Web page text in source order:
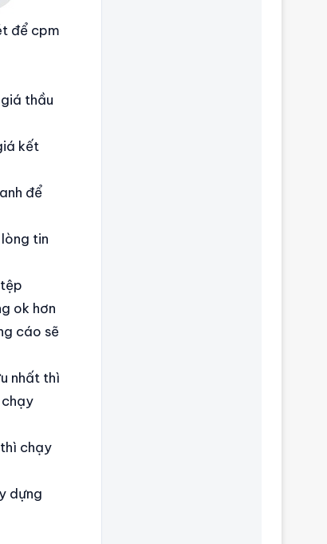
để cpm
thầu
kết
để
tin
ok hơn
cáo sẽ
nhất thì
chạy
dựng